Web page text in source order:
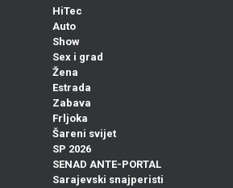
HiTec
Auto
Show
Sex i grad
Žena
Estrada
Zabava
Frljoka
Šareni svijet
SP 2026
SENAD ANTE-PORTAL
Sarajevski snajperisti